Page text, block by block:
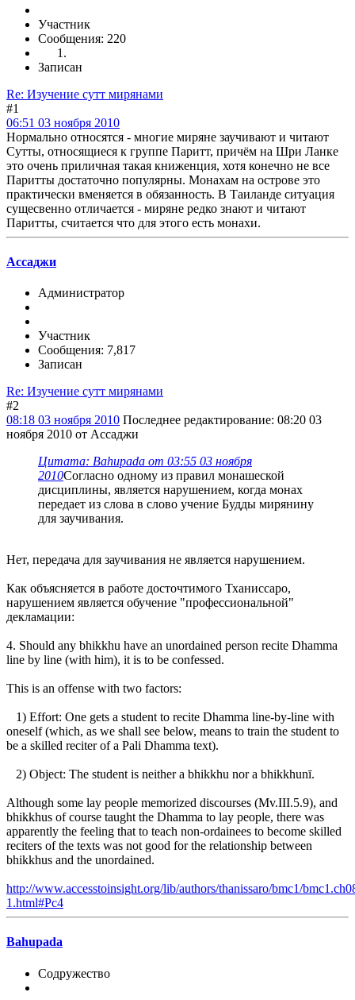
Участник
Сообщения: 220
Записан
Re: Изучение сутт мирянами
#1
06:51 03 ноября 2010
Нормально относятся - многие миряне заучивают и читают
Сутты, относящиеся к группе Паритт, причём на Шри Ланке
это очень приличная такая книженция, хотя конечно не все
Паритты достаточно популярны. Монахам на острове это
практически вменяется в обязанность. В Таиланде ситуация
сущесвенно отличается - миряне редко знают и читают
Паритты, считается что для этого есть монахи.
Ассаджи
Администратор
Участник
Сообщения: 7,817
Записан
Re: Изучение сутт мирянами
#2
08:18 03 ноября 2010 Последнее редактирование: 08:20 03
ноября 2010 от Ассаджи
Цитата: Bahupada от 03:55 03 ноября
2010Согласно одному из правил монашеской
дисциплины, является нарушением, когда монах
передает из слова в слово учение Будды мирянину
для заучивания.
Нет, передача для заучивания не является нарушением.
Как объясняется в работе досточтимого Тханиссаро,
нарушением является обучение "профессиональной"
декламации:
4. Should any bhikkhu have an unordained person recite Dhamma
line by line (with him), it is to be confessed.
This is an offense with two factors:
1) Effort: One gets a student to recite Dhamma line-by-line with
oneself (which, as we shall see below, means to train the student to
be a skilled reciter of a Pali Dhamma text).
2) Object: The student is neither a bhikkhu nor a bhikkhunī.
Although some lay people memorized discourses (Mv.III.5.9), and
bhikkhus of course taught the Dhamma to lay people, there was
apparently the feeling that to teach non-ordainees to become skilled
reciters of the texts was not good for the relationship between
bhikkhus and the unordained.
http://www.accesstoinsight.org/lib/authors/thanissaro/bmc1/
1.html#Pc4
Bahupada
Содружество